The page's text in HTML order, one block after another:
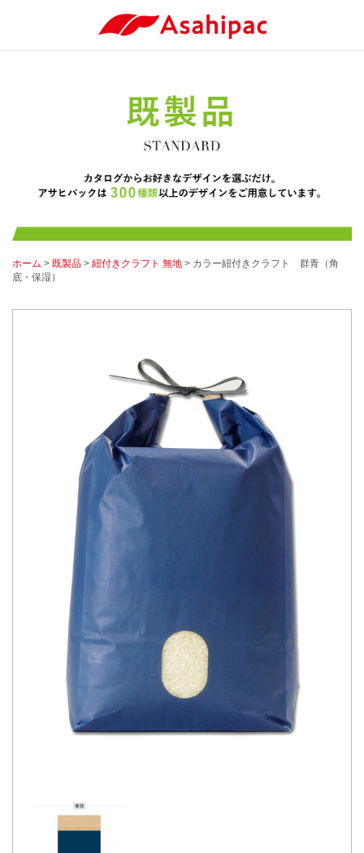
ホーム > 既製品 > 紐付きクラフト 無地 > カラー紐付きクラフト 群青（角
底・保湿）